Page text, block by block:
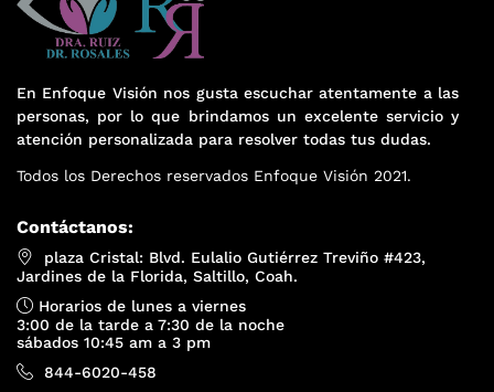
En Enfoque Visión nos gusta escuchar atentamente a las
personas, por lo que brindamos un excelente servicio y
atención personalizada para resolver todas tus dudas.
Todos los Derechos reservados Enfoque Visión 2021.
Contáctanos:
plaza Cristal: Blvd. Eulalio Gutiérrez Treviño #423,
Jardines de la Florida, Saltillo, Coah.
Horarios de lunes a viernes
3:00 de la tarde a 7:30 de la noche
sábados 10:45 am a 3 pm
844-6020-458